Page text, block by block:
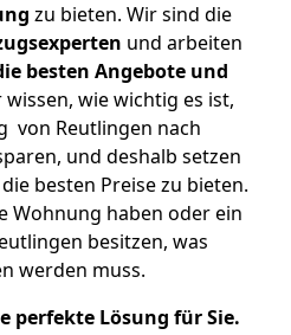
zu bieten. Wir sind die
und arbeiten
besten Angebote und
wie wichtig es ist,
von Reutlingen nach
und deshalb setzen
besten Preise zu bieten.
Wohnung haben oder ein
besitzen, was
werden muss.
perfekte Lösung für Sie.